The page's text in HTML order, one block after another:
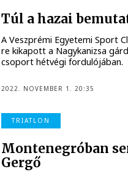
Túl a hazai
A Veszprémi Egyetemi Sport
re kikapott a Nagykanizsa
csoport hétvégi fordulójában.
2022. NOVEMBER 1. 20:35
TRIATLON
Montenegróban
Gergő